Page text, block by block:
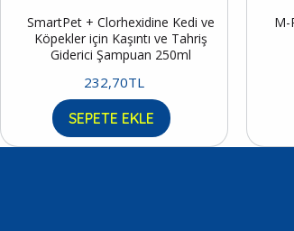
SmartPet + Clorhexidine Kedi ve
Köpekler için Kaşıntı ve Tahriş
Giderici Şampuan 250ml
232,70TL
SEPETE EKLE
M-